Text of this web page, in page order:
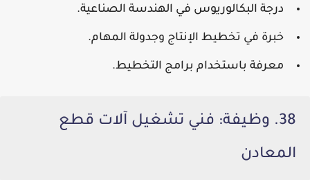
درجة البكالوريوس في الهندسة الصناعية.
خبرة في تخطيط الإنتاج وجدولة المهام.
معرفة باستخدام برامج التخطيط.
38. وظيفة: فني تشغيل آلات قطع
المعادن